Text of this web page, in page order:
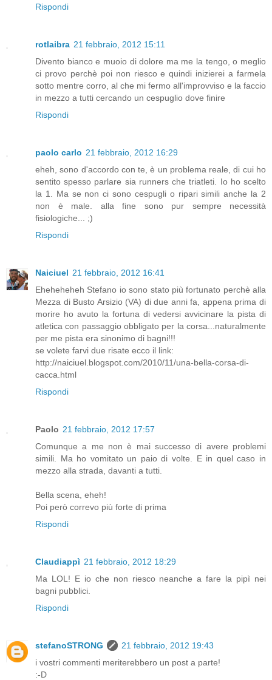
Rispondi
rotlaibra 21 febbraio, 2012 15:11
Divento bianco e muoio di dolore ma me la tengo, o meglio
ci provo perchè poi non riesco e quindi inizierei a farmela
sotto mentre corro, al che mi fermo all'improvviso e la faccio
in mezzo a tutti cercando un cespuglio dove finire
Rispondi
paolo carlo 21 febbraio, 2012 16:29
eheh, sono d'accordo con te, è un problema reale, di cui ho
sentito spesso parlare sia runners che triatleti. Io ho scelto
la 1. Ma se non ci sono cespugli o ripari simili anche la 2
non è male. alla fine sono pur sempre necessità
fisiologiche... ;)
Rispondi
Naiciuel 21 febbraio, 2012 16:41
Eheheheheh Stefano io sono stato più fortunato perchè alla
Mezza di Busto Arsizio (VA) di due anni fa, appena prima di
morire ho avuto la fortuna di vedersi avvicinare la pista di
atletica con passaggio obbligato per la corsa...naturalmente
per me pista era sinonimo di bagni!!!
se volete farvi due risate ecco il link:
http://naiciuel.blogspot.com/2010/11/una-bella-corsa-di-
cacca.html
Rispondi
Paolo 21 febbraio, 2012 17:57
Comunque a me non è mai successo di avere problemi
simili. Ma ho vomitato un paio di volte. E in quel caso in
mezzo alla strada, davanti a tutti.
Bella scena, eheh!
Poi però correvo più forte di prima
Rispondi
Claudiappì 21 febbraio, 2012 18:29
Ma LOL! E io che non riesco neanche a fare la pipì nei
bagni pubblici.
Rispondi
stefanoSTRONG
21 febbraio, 2012 19:43
i vostri commenti meriterebbero un post a parte!
:-D